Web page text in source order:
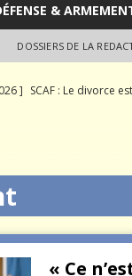
&
DOSSIERS DE LA
] SCAF : Le divorce
] Quand la crise
« Ce